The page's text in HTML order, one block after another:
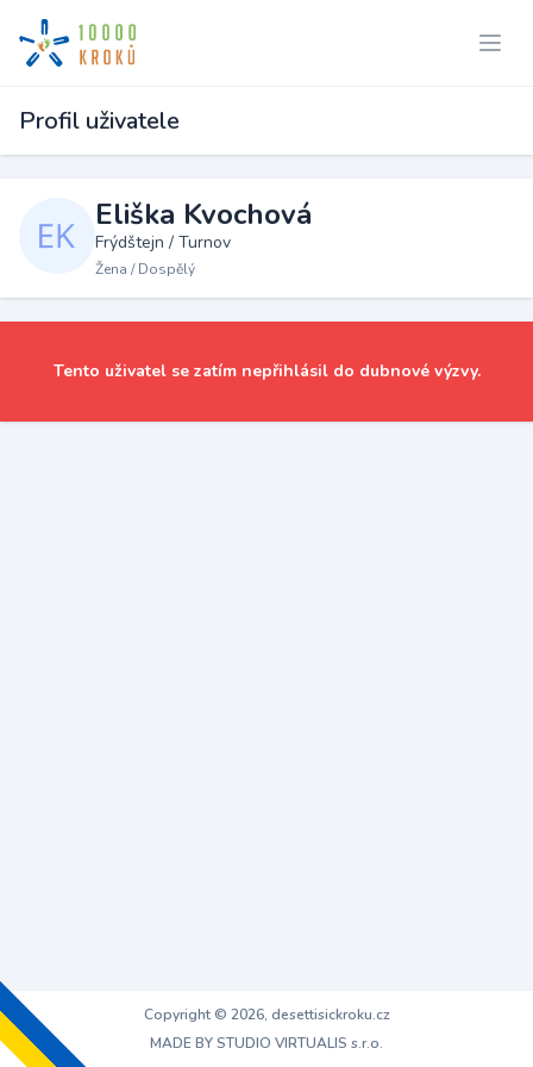
Profil uživatele
Eliška Kvochová
Frýdštejn / Turnov
Žena / Dospělý
Tento uživatel se zatím nepřihlásil do dubnové výzvy.
Copyright © 2026, desettisickroku.cz
MADE BY STUDIO VIRTUALIS s.r.o.